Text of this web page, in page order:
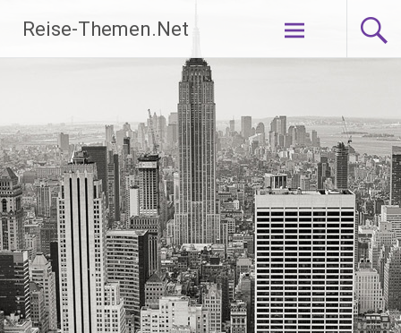
Inhalt
springen
Reise-Themen.Net